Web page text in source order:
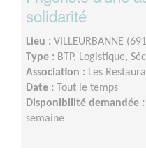
solidarité
Lieu : VILLEURBANNE
Type : BTP, Logistique,
Association : Les
Date : Tout le temps
Disponibilité demandée :
semaine